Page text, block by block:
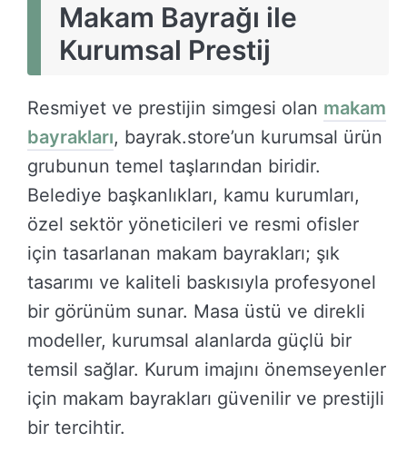
Makam Bayrağı ile
Kurumsal Prestij
Resmiyet ve prestijin simgesi olan makam
bayrakları, bayrak.store’un kurumsal ürün
grubunun temel taşlarından biridir.
Belediye başkanlıkları, kamu kurumları,
özel sektör yöneticileri ve resmi ofisler
için tasarlanan makam bayrakları; şık
tasarımı ve kaliteli baskısıyla profesyonel
bir görünüm sunar. Masa üstü ve direkli
modeller, kurumsal alanlarda güçlü bir
temsil sağlar. Kurum imajını önemseyenler
için makam bayrakları güvenilir ve prestijli
bir tercihtir.